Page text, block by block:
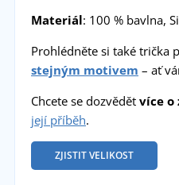
Materiál: 100 % bavlna,
Prohlédněte si také trička
stejným motivem – ať
Chcete se dozvědět více o
její příběh.
ZJISTIT VELIKOST